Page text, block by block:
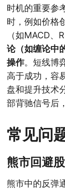
时机的重要参
时，例如价格
（如MACD、
论（如缠论中
操作。短线博
高于成功，容
盘和提升技术
部背驰信号后
常见问
熊市回避
熊市中的反弹